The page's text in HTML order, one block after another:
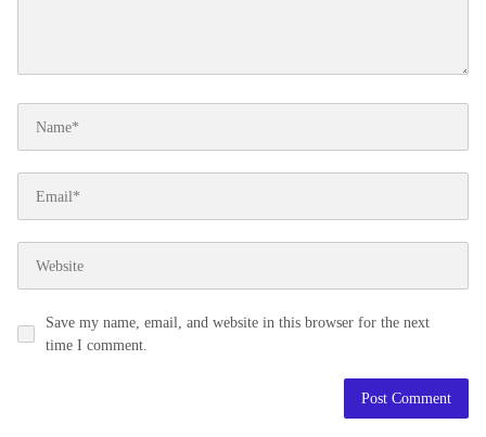
Save my name, email, and website in this browser for the next
time I comment.